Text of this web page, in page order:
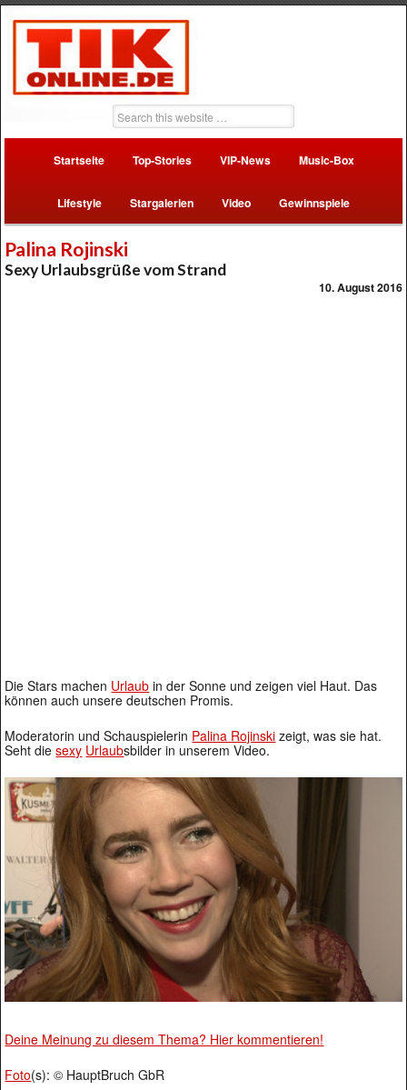
Startseite Top-Stories VIP-News Music-Box
Lifestyle Stargalerien Video Gewinnspiele
Palina Rojinski
Sexy Urlaubsgrüße vom Strand
10. August 2016
Die Stars machen Urlaub in der Sonne und zeigen viel Haut. Das
können auch unsere deutschen Promis.
Moderatorin und Schauspielerin Palina Rojinski zeigt, was sie hat.
Seht diesexy Urlaubsbilder in unserem Video.
Deine Meinung zu diesem Thema? Hier kommentieren!
Foto(s): © HauptBruch GbR